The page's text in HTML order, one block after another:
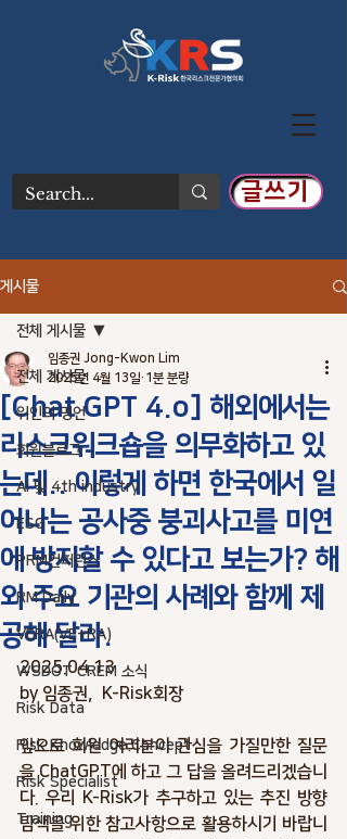
글쓰기
게시물
전체 게시물
위인의 명언
회원블로그
AI 및 4th industry
ESG
PRM컨퍼런스
RM Daily
VERA(VE+RA)
WSDOT CREM 소식
Risk Data
Risk Knowledge.Concept
Risk Specialist
Training
전체 게시물
[Chat GPT 4.o] 해외에서는
리스크워크숍을 의무화하고 있
는데.. 이렇게 하면 한국에서 일
어나는 공사중 붕괴사고를 미연
에 방지할 수 있다고 보는가? 해
외 주요 기관의 사례와 함께 제
공해 달라.
임종권 Jong-Kwon Lim
2025년 4월 13일 1분 분량
2025.04.13
by 임종권,  K-Risk회장
앞으로 회원 여러분이 관심을 가질만한 질문
을 ChatGPT에 하고 그 답을 올려드리겠습니
다. 우리 K-Risk가 추구하고 있는 추진 방향
탐색을 위한 참고사항으로 활용하시기 바랍니